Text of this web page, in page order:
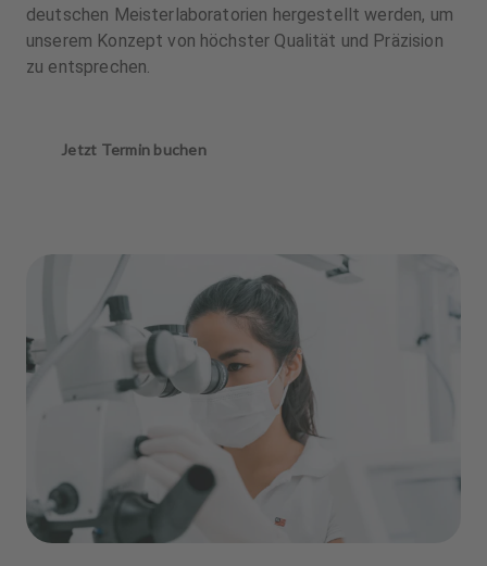
deutschen Meisterlaboratorien hergestellt werden, um
unserem Konzept von höchster Qualität und Präzision
zu entsprechen.
Jetzt Termin buchen